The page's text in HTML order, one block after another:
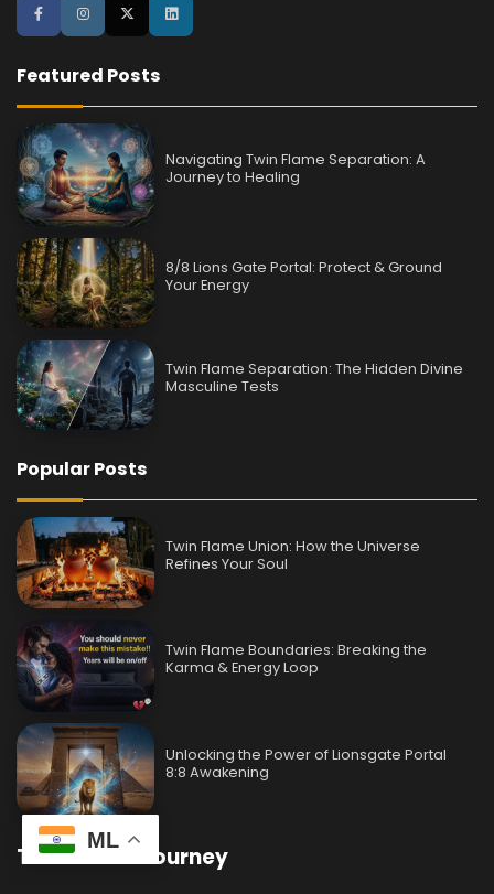
Featured Posts
Navigating Twin Flame Separation: A
Journey to Healing
8/8 Lions Gate Portal: Protect & Ground
Your Energy
Twin Flame Separation: The Hidden Divine
Masculine Tests
Popular Posts
Twin Flame Union: How the Universe
Refines Your Soul
Twin Flame Boundaries: Breaking the
Karma & Energy Loop
Unlocking the Power of Lionsgate Portal
8:8 Awakening
Twin Flame Journey
ML